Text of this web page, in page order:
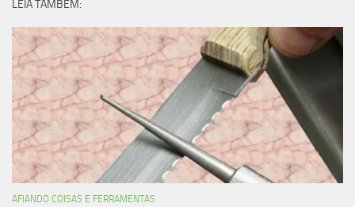
LEIA TAMBÉM:
AFIANDO COISAS E FERRAMENTAS